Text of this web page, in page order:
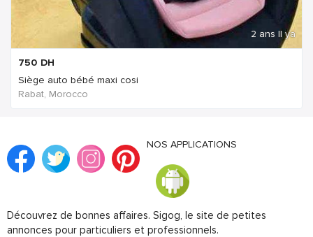
2 ans Il ya
750 DH
Siège auto bébé maxi cosi
Rabat, Morocco
NOS APPLICATIONS
Découvrez de bonnes affaires. Sigog, le site de petites
annonces pour particuliers et professionnels.